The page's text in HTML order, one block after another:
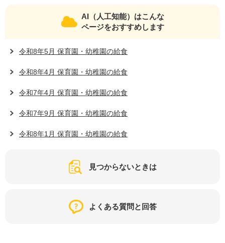
AI（人工知能）はこんな
ページをおすすめします
令和8年5月 保育園・幼稚園の給食
令和8年4月 保育園・幼稚園の給食
令和7年4月 保育園・幼稚園の給食
令和7年9月 保育園・幼稚園の給食
令和8年1月 保育園・幼稚園の給食
見つからないときは
よくある質問と回答